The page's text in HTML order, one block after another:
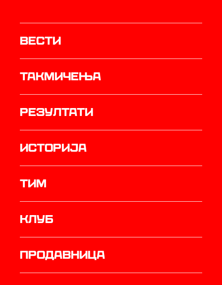
Вести
Такмичења
резултати
историја
ТИМ
Клуб
продавница